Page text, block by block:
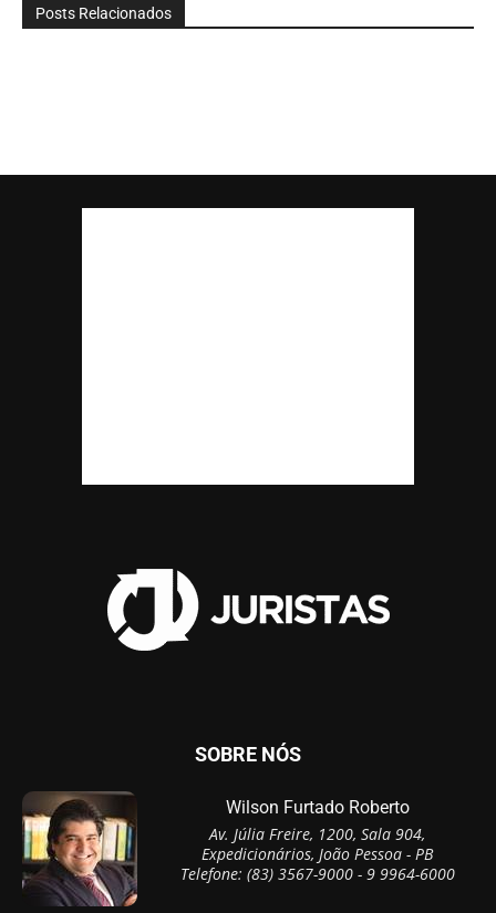
Posts Relacionados
SOBRE NÓS
Wilson Furtado Roberto
Av. Júlia Freire, 1200, Sala 904,
Expedicionários, João Pessoa - PB
Telefone: (83) 3567-9000 - 9 9964-6000